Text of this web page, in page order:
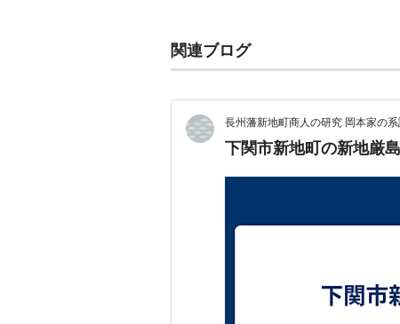
関連ブログ
長州藩新地町商人の研究 岡本家の
下関市新地町の新地厳